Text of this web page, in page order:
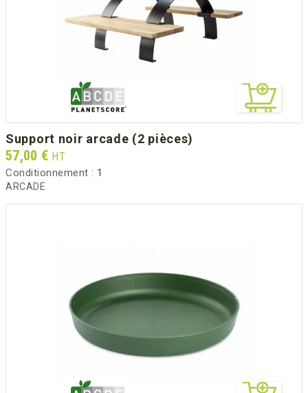
support noir arcade (2 pièces)
Prix
57,00 € HT
Conditionnement : 1
ARCADE